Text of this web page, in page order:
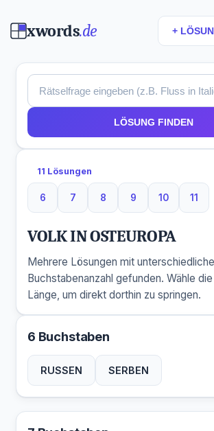
xwords.de +
LÖSUNG FINDEN
11 Lösungen
6
6 Buchstaben
7
7 Buchstaben
8
8 Buchstaben
9
9 Buchstaben
10
10
11
11
VOLK IN OSTEUROPA
Mehrere Lösungen mit
Buchstabenanzahl gefunden. Wähle
Länge, um direkt dorthin zu springen.
6 Buchstaben
RUSSEN SERBEN